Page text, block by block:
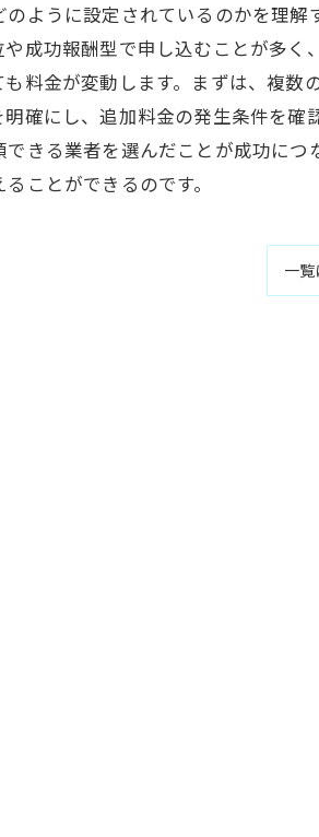
ように設定されているのかを理
成功報酬型で申し込むことが多
料金が変動します。まずは、複
確にし、追加料金の発生条件を
きる業者を選んだことが成功に
ことができるのです。
一覧